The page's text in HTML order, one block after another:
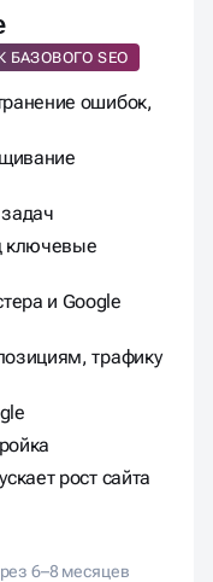
БАЗОВОГО SEO
ошибок,
ключевые
и Google
трафику
рост сайта